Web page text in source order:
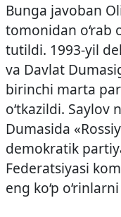
Bunga javoban
tomonidan o‘rab
tutildi. 1993-yil
va Davlat
birinchi marta
o‘tkazildi. Saylov
Dumasida
demokratik
Federatsiyasi
eng ko‘p